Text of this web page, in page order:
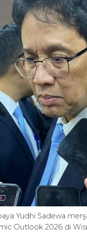
Yudhi Sadewa
Outlook 2026 di